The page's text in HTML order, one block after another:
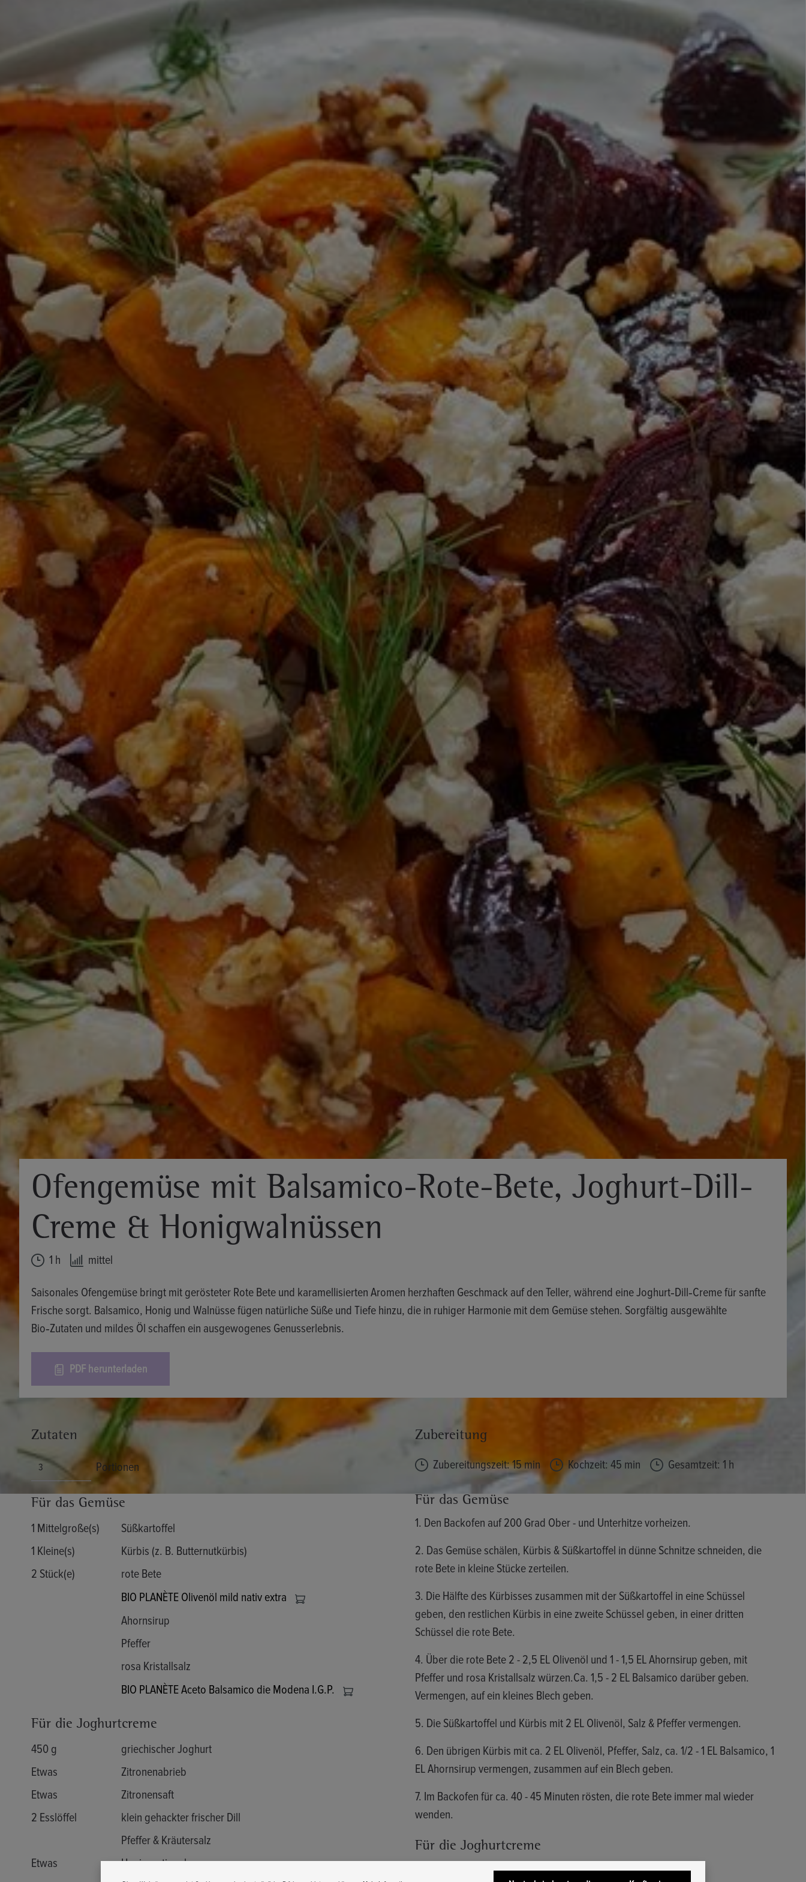
Ofengemüse mit Balsamico-Rote-Bete, Joghurt-Dill-
Creme & Honigwalnüssen
1 h mittel
Saisonales Ofengemüse bringt mit gerösteter Rote Bete und karamellisierten Aromen herzhaften Geschmack auf den Teller, während eine Joghurt‑Dill‑Creme für sanfte
Frische sorgt. Balsamico, Honig und Walnüsse fügen natürliche Süße und Tiefe hinzu, die in ruhiger Harmonie mit dem Gemüse stehen. Sorgfältig ausgewählte
Bio‑Zutaten und mildes Öl schaffen ein ausgewogenes Genuss­erlebnis.
PDF herunterladen
Zutaten
Portionen
Für das Gemüse
1 Mittelgroße(s)
Süßkartoffel
1 Kleine(s)
Kürbis (z. B. Butternutkürbis)
2 Stück(e)
rote Bete
BIO PLANÈTE Olivenöl mild nativ extra
Ahornsirup
Pfeffer
rosa Kristallsalz
BIO PLANÈTE Aceto Balsamico die Modena I.G.P.
Für die Joghurtcreme
450 g
griechischer Joghurt
Etwas
Zitronenabrieb
Etwas
Zitronensaft
2 Esslöffel
klein gehackter frischer Dill
Pfeffer & Kräutersalz
Etwas
Honig optional
Zubereitung
Zubereitungszeit: 15 min
Kochzeit: 45 min Gesamtzeit: 1 h
Für das Gemüse
1. Den Backofen auf 200 Grad Ober - und Unterhitze vorheizen.
2. Das Gemüse schälen, Kürbis & Süßkartoffel in dünne Schnitze schneiden, die
rote Bete in kleine Stücke zerteilen.
3. Die Hälfte des Kürbisses zusammen mit der Süßkartoffel in eine Schüssel
geben, den restlichen Kürbis in eine zweite Schüssel geben, in einer dritten
Schüssel die rote Bete.
4. Über die rote Bete 2 - 2,5 EL Olivenöl und 1 - 1,5 EL Ahornsirup geben, mit
Pfeffer und rosa Kristallsalz würzen.Ca. 1,5 - 2 EL Balsamico darüber geben.
Vermengen, auf ein kleines Blech geben.
5. Die Süßkartoffel und Kürbis mit 2 EL Olivenöl, Salz & Pfeffer vermengen.
6. Den übrigen Kürbis mit ca. 2 EL Olivenöl, Pfeffer, Salz, ca. 1/2 - 1 EL Balsamico, 1
EL Ahornsirup vermengen, zusammen auf ein Blech geben.
7. Im Backofen für ca. 40 - 45 Minuten rösten, die rote Bete immer mal wieder
wenden.
Für die Joghurtcreme
Alle Zutaten für die Creme miteinander mixen.